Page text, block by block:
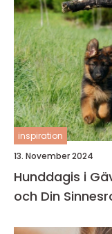
inspiration
13. November 2024
Hunddagis i
och Din